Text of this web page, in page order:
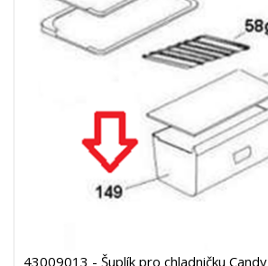
43009013 - Šuplík pro chladničku Candy